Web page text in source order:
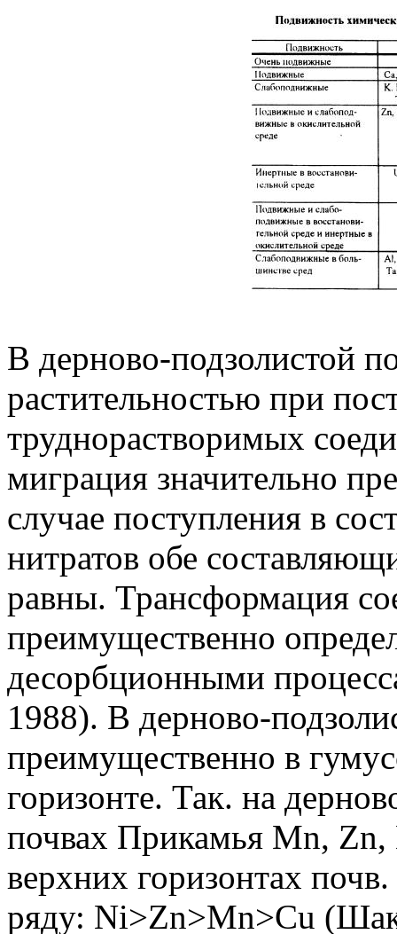
В дерново-подзолистой
растительностью при
труднорастворимых
миграция значительно
случае поступления в
нитратов обе
равны. Трансформация
преимущественно
десорбционными
1988). В дерново-
преимущественно в
горизонте. Так. на
почвах Прикамья Mn, Zn,
верхних горизонтах
ряду: Ni>Zn>Mn>Cu